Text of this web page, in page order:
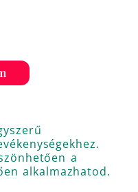
a
alkalmazhatod.